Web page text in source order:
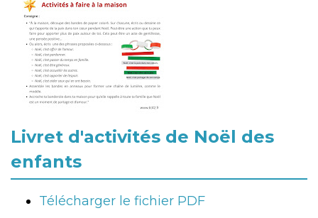
Livret d'activités de Noël des
enfants
Télécharger le fichier PDF